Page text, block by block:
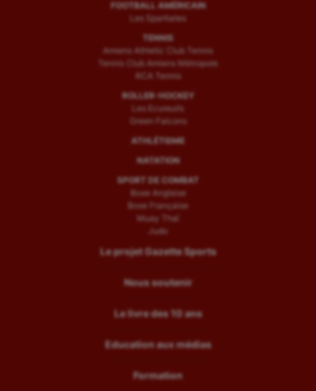
FOOTBALL AMÉRICAIN
Les Spartiates
TENNIS
Amiens Athletic Club Tennis
Tennis Club Amiens Métropole
RCA Tennis
ROLLER-HOCKEY
Les Ecureuils
Green Falcons
ATHLÉTISME
NATATION
SPORT DE COMBAT
Boxe Anglaise
Boxe Française
Muay Thaï
Judo
Le projet Gazette Sports
Nous soutenir
Le livre des 10 ans
Education aux médias
Formation